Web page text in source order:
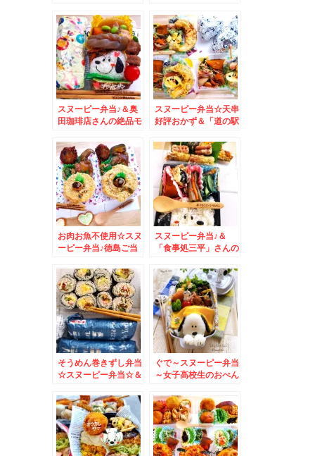
夜メニュー♪
スヌーピー弁当♪＆奥
田珈琲店さんの絶品モ
絶品よ～＾＾
スヌーピー弁当☆天串
好評おかず＆「道の駅
フライ」(*´艸`*)噴火
湾産ホタテ
お肉お魚不使用☆スヌ
ーピー弁当♪徳島ご当
スヌーピー弁当♪＆
「食事処三平」さんの
北海道では冷やし中華
をそう呼ぶ(*´艸`*)ほ
ぼコンプリート♪
そうめん巻きずし弁当
☆スヌーピー弁当☆＆
の」さんの餃子カレー
♪北海道ソウルフード
ぐで～スヌーピー弁当
～女子高校生のおべん